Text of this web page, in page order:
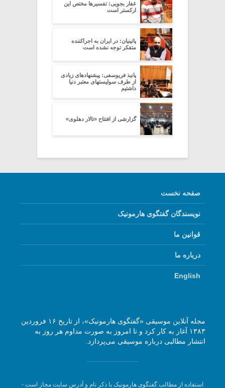
غفار بجویی: تفسیرها مختص این
ارکستر است
پاتینیان: در ایران به اجراکننده
متفکر توجه نشده است
پانیذ فریوسفی: پیشنهادهای زیادی
از طرف سولیستهای معتبر دنیا
داشتیم
گزارشی از افتتاح «تالار دهلوی»
صفحه نخست
نویسندگان گفتگوی هارمونیک
قوانین ما
درباره ما
English
مجله آنلاین موسیقی «گفتگوی هارمونیک»، از تاریخ ۱۶ فروردین
۱۳۸۳ آغاز به کار کرد و تا امروز به صورت مداوم هر روز به
انتشار مطالبی درباره موسیقی می‌پردازد.
استفاده از مطالب گفتگوی هارمونیک با ذکر نام و آدرس سایت مجاز است -